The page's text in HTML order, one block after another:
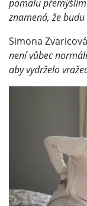
pomalu
znamená, že
Simona
není vůbec
aby vydrželo